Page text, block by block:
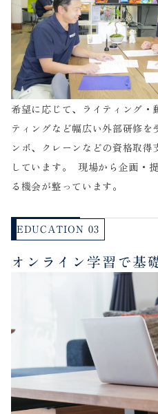
希望に応じて、ライティング
ティングなど幅広い外部研修
ンボ、クレーンなどの資格取
しています。 現場から企画・
る機会が整っています。
EDUCATION 03
オンライン学習で基